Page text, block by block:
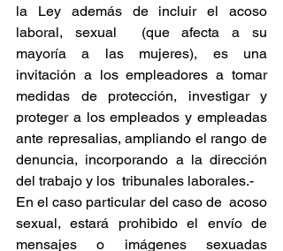
la Ley además de incluir el acoso
laboral, sexual  (que afecta a su
mayoría a las mujeres), es una
invitación a los empleadores a tomar
medidas de protección, investigar y
proteger a los empleados y empleadas
ante represalias, ampliando el rango de
denuncia, incorporando a la dirección
del trabajo y los  tribunales laborales.-
En el caso particular del caso de  acoso
sexual, estará prohibido el envío de
mensajes o imágenes sexuadas